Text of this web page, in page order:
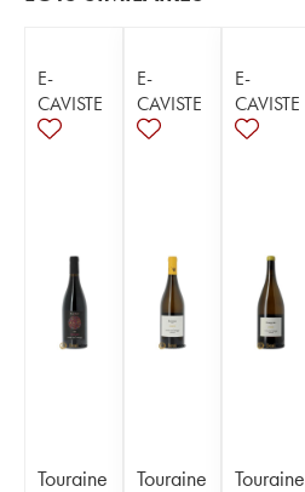
E-
CAVISTE
Touraine
E-
CAVISTE
Touraine
E-
CAVISTE
Touraine